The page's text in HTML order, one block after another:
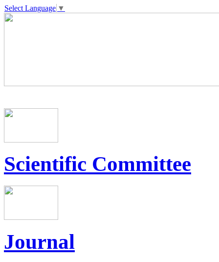
Select Language ▼
Scientific Committee
Journal